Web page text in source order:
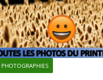
PHOTOGRAPHIES